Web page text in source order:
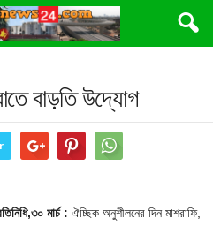
বাড়তি উদ্যোগ
মার্চ : ঐচ্ছিক অনুশীলনের দিন মাশরাফি,